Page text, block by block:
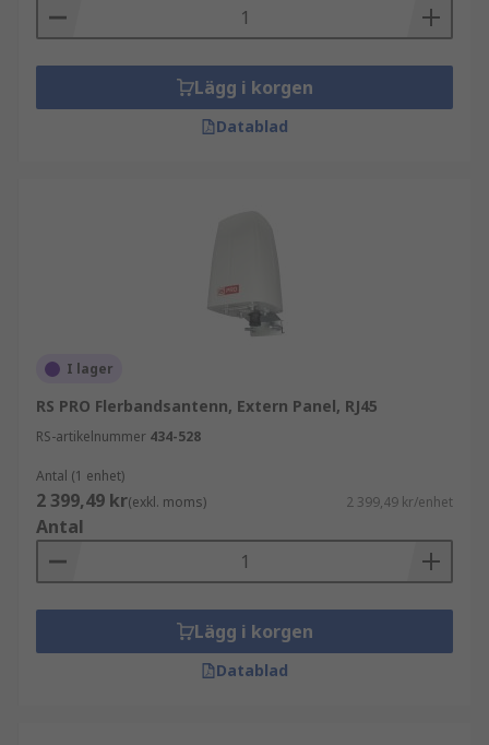
Lägg i korgen
Datablad
I lager
RS PRO Flerbandsantenn, Extern Panel, RJ45
RS-artikelnummer 434-528
Antal (1 enhet)
2 399,49 kr(exkl. moms) 2 399,49 kr/enhet
Antal
Lägg i korgen
Datablad